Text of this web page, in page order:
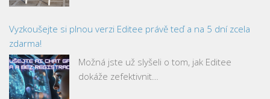
Vyzkoušejte si plnou verzi Editee právě teď a na 5 dní zcela
zdarma!
Možná jste už slyšeli o tom, jak Editee
dokáže zefektivnit…